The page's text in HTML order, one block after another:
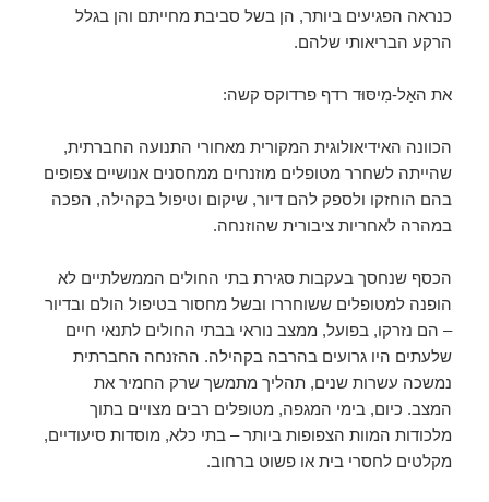
כנראה הפגיעים ביותר, הן בשל סביבת מחייתם והן בגלל
הרקע הבריאותי שלהם.
את האַל-מִיסּוּד רדף פרדוקס קשה:
הכוונה האידיאולוגית המקורית מאחורי התנועה החברתית,
שהייתה לשחרר מטופלים מוזנחים ממחסנים אנושיים צפופים
בהם הוחזקו ולספק להם דיור, שיקום וטיפול בקהילה, הפכה
במהרה לאחריות ציבורית שהוזנחה.
הכסף שנחסך בעקבות סגירת בתי החולים הממשלתיים לא
הופנה למטופלים ששוחררו ובשל מחסור בטיפול הולם ובדיור
– הם נזרקו, בפועל, ממצב נוראי בבתי החולים לתנאי חיים
שלעתים היו גרועים בהרבה בקהילה. ההזנחה החברתית
נמשכה עשרות שנים, תהליך מתמשך שרק החמיר את
המצב. כיום, בימי המגפה, מטופלים רבים מצויים בתוך
מלכודות המוות הצפופות ביותר – בתי כלא, מוסדות סיעודיים,
מקלטים לחסרי בית או פשוט ברחוב.